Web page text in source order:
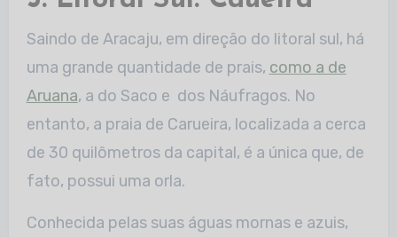
Saindo de Aracaju, em direção do litoral sul, há
uma grande quantidade de prais, como a de
Aruana, a do Saco e dos Náufragos. No
entanto, a praia de Carueira, localizada a cerca
de 30 quilômetros da capital, é a única que, de
fato, possui uma orla.
Conhecida pelas suas águas mornas e azuis,